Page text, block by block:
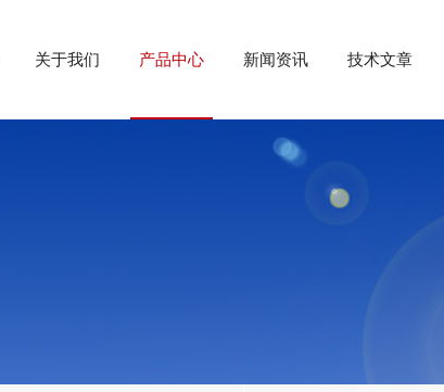
关于我们 产品中心 新闻资讯 技术文章